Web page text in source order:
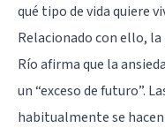
qué tipo de vida quiere
Relacionado con ello,
Río afirma que la
un “exceso de futuro”.
habitualmente se